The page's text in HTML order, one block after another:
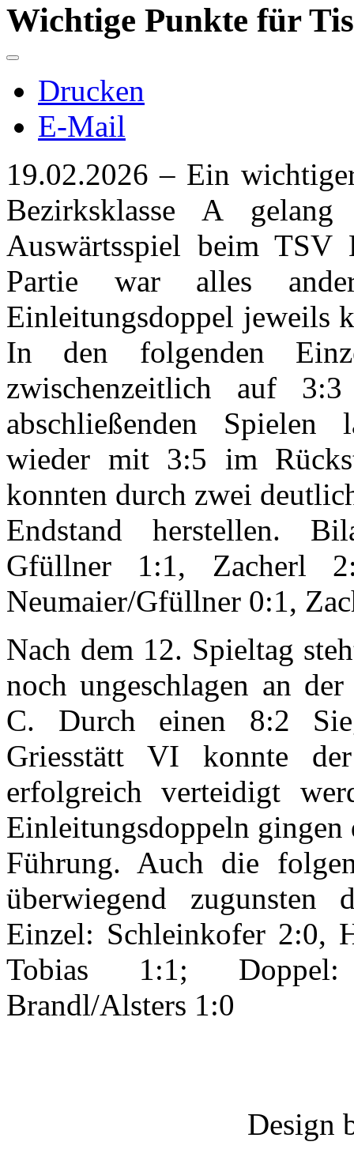
Wichtige Punkte für
Drucken
E-Mail
19.02.2026 – Ein
Bezirksklasse A
Auswärtsspiel beim
Partie war alles
Einleitungsdoppel jeweils
In den folgenden
zwischenzeitlich auf
abschließenden
wieder mit 3:5 im
konnten durch zwei
Endstand herstellen.
Gfüllner 1:1, Zacherl
Neumaier/Gfüllner 0:1,
Nach dem 12. Spieltag
noch ungeschlagen an
C. Durch einen 8:2
Griesstätt VI konnte
erfolgreich verteidigt
Einleitungsdoppeln
Führung. Auch die
überwiegend zugunsten
Einzel: Schleinkofer 2:0,
Tobias 1:1; Doppel:
Brandl/Alsters 1:0
Design